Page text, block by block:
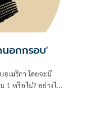
นอกกรอบ'
เมริกา โดยจะมี
1 หรือไม่? อย่างไร?